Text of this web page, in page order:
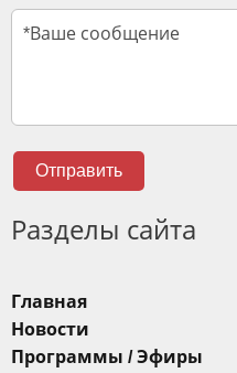
Отправить
Разделы сайта
Главная
Новости
Программы / Эфиры